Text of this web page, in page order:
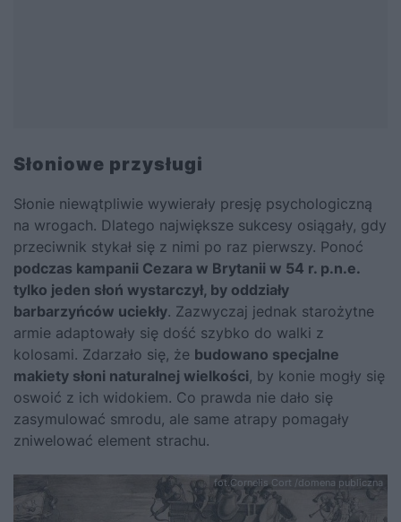
Słoniowe przysługi
Słonie niewątpliwie wywierały presję psychologiczną
na wrogach. Dlatego największe sukcesy osiągały, gdy
przeciwnik stykał się z nimi po raz pierwszy. Ponoć
podczas kampanii Cezara w Brytanii w 54 r. p.n.e.
tylko jeden słoń wystarczył, by oddziały
barbarzyńców uciekły. Zazwyczaj jednak starożytne
armie adaptowały się dość szybko do walki z
kolosami. Zdarzało się, że budowano specjalne
makiety słoni naturalnej wielkości, by konie mogły się
oswoić z ich widokiem. Co prawda nie dało się
zasymulować smrodu, ale same atrapy pomagały
zniwelować element strachu.
fot.Cornelis Cort /domena publiczna